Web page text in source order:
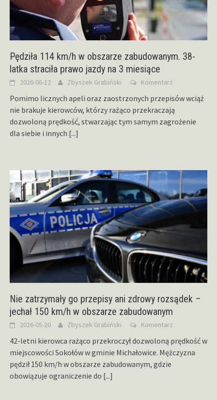
Pędziła 114 km/h w obszarze zabudowanym. 38-
latka straciła prawo jazdy na 3 miesiące
2026-06-12 Zbyszek Grabiński Komentarz
Pomimo licznych apeli oraz zaostrzonych przepisów wciąż
nie brakuje kierowców, którzy rażąco przekraczają
dozwoloną prędkość, stwarzając tym samym zagrożenie
dla siebie i innych [...]
Nie zatrzymały go przepisy ani zdrowy rozsądek –
jechał 150 km/h w obszarze zabudowanym
2026-05-20 Zbyszek Grabiński Komentarz
42-letni kierowca rażąco przekroczył dozwoloną prędkość w
miejscowości Sokołów w gminie Michałowice. Mężczyzna
pędził 150 km/h w obszarze zabudowanym, gdzie
obowiązuje ograniczenie do [...]